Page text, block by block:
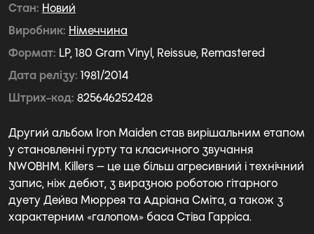
Стан Новий
Виробник Німеччина
Формат LP, 180 Gram Vinyl, Reissue, Remastered
Дата релізу 1981/2014
Штрих-код 825646252428
Другий альбом Iron Maiden став вирішальним етапом
у становленні гурту та класичного звучання
NWOBHM. Killers — це ще більш агресивний і технічний
запис, ніж дебют, з виразною роботою гітарного
дуету Дейва Мюррея та Адріана Сміта, а також з
характерним «галопом» баса Стіва Гарріса.